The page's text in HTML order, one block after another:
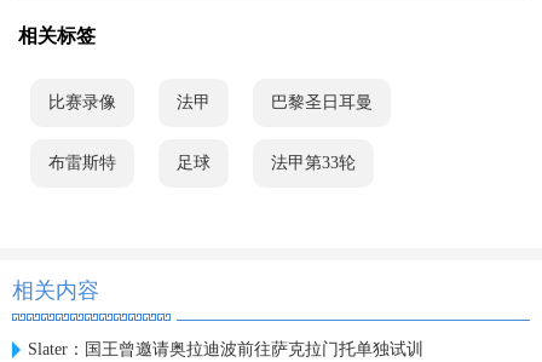
相关标签
比赛录像 法甲 巴黎圣日耳曼
布雷斯特 足球 法甲第33轮
相关内容
Slater：国王曾邀请奥拉迪波前往萨克拉门托单独试训